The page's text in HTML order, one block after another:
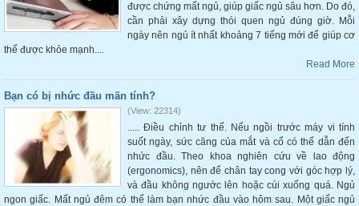
được chứng mất ngủ, giúp giấc ngủ sâu hơn. Do đó,
cần phải xây dựng thói quen ngủ đúng giờ. Mỗi
ngày nên ngủ ít nhất khoảng 7 tiếng mới để giúp cơ
thể được khỏe mạnh....
Read More
Bạn có bị nhức đầu mãn tính?
(View: 22314)
..... Điều chỉnh tư thế. Nếu ngồi trước máy vi tính
suốt ngày, sức căng của mắt và cổ có thể dẫn đến
nhức đầu. Theo khoa nghiên cứu về lao động
(ergonomics), nên để chân tay cong với góc hợp lý,
và đầu không ngước lên hoặc cúi xuống quá. Ngủ
ngon giấc. Mất ngủ đêm có thể làm bạn nhức đầu vào hôm sau. Một giấc ngủ